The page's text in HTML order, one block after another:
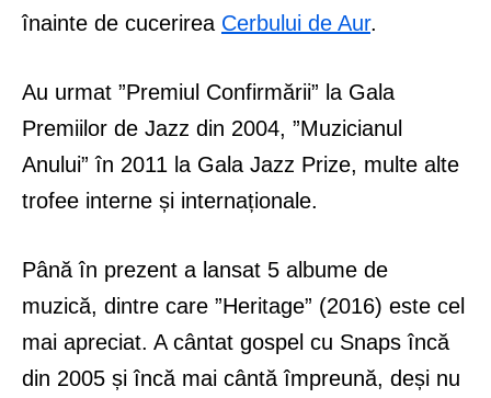
înainte de cucerirea Cerbului de Aur.
Au urmat ”Premiul Confirmării” la Gala
Premiilor de Jazz din 2004, ”Muzicianul
Anului” în 2011 la Gala Jazz Prize, multe alte
trofee interne și internaționale.
Până în prezent a lansat 5 albume de
muzică, dintre care ”Heritage” (2016) este cel
mai apreciat. A cântat gospel cu Snaps încă
din 2005 și încă mai cântă împreună, deși nu